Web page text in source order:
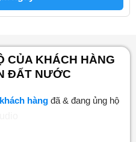
CỦA KHÁCH HÀNG
ĐẤT NƯỚC
hàng đã & đang ủng hộ